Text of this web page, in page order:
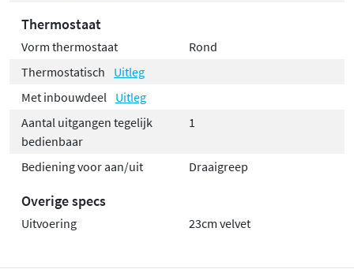
Thermostaat
Vorm thermostaat
Rond
Thermostatisch
Uitleg
Met inbouwdeel
Uitleg
Aantal uitgangen tegelijk
bedienbaar
1
Bediening voor aan/uit Draaigreep
Overige specs
Uitvoering 23cm velvet